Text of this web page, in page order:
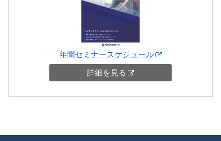
年間セミナースケジュール
詳細を見る